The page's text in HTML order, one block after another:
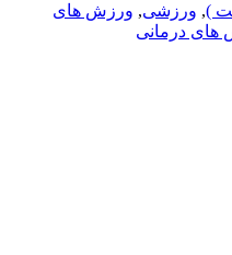
)
, ورزشی, ورزش های
درمانی